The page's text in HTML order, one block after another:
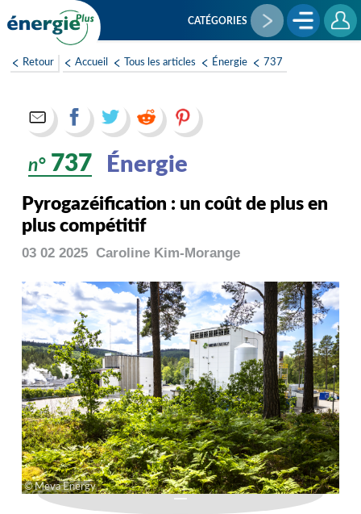
au
CATÉGORIES
Retour Accueil Tous les articles Énergie 737
n° 737 Énergie
Pyrogazéification : un coût de plus en
plus compétitif
03 02 2025 Caroline Kim-Morange
Meva Energy